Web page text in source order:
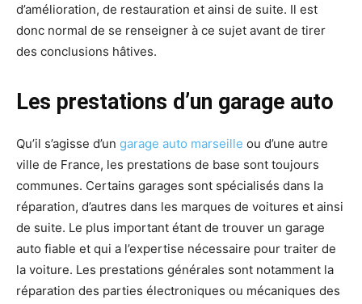
d’amélioration, de restauration et ainsi de suite. Il est
donc normal de se renseigner à ce sujet avant de tirer
des conclusions hâtives.
Les prestations d’un garage auto
Qu’il s’agisse d’un garage auto marseille ou d’une autre
ville de France, les prestations de base sont toujours
communes. Certains garages sont spécialisés dans la
réparation, d’autres dans les marques de voitures et ainsi
de suite. Le plus important étant de trouver un garage
auto fiable et qui a l’expertise nécessaire pour traiter de
la voiture. Les prestations générales sont notamment la
réparation des parties électroniques ou mécaniques des